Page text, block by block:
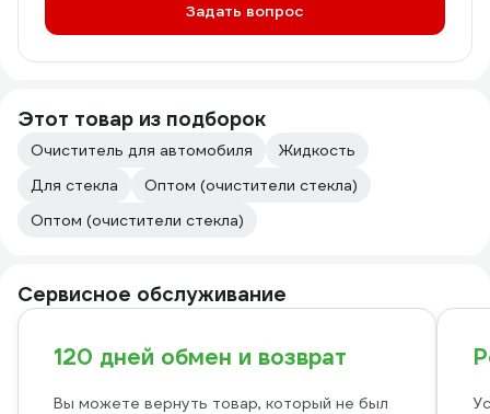
Задать вопрос
Этот товар из подборок
Очиститель для автомобиля
Жидкость
Для стекла
Оптом (очистители стекла)
Оптом (очистители стекла)
Сервисное обслуживание
120 дней обмен и возврат
Вы можете вернуть товар, который не был